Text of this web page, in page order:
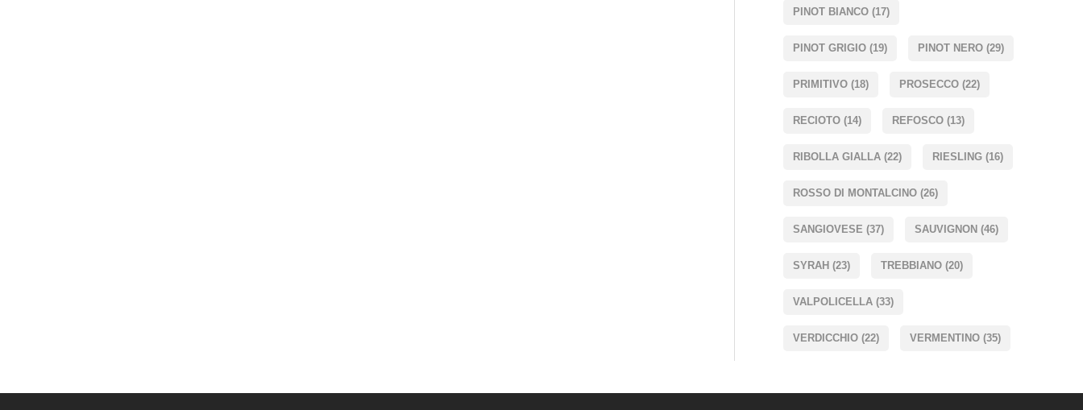
PINOT BIANCO (17)
PINOT GRIGIO (19) PINOT NERO (29)
PRIMITIVO (18) PROSECCO (22)
RECIOTO (14) REFOSCO (13)
RIBOLLA GIALLA (22) RIESLING (16)
ROSSO DI MONTALCINO (26)
SANGIOVESE (37) SAUVIGNON (46)
SYRAH (23) TREBBIANO (20)
VALPOLICELLA (33)
VERDICCHIO (22) VERMENTINO (35)